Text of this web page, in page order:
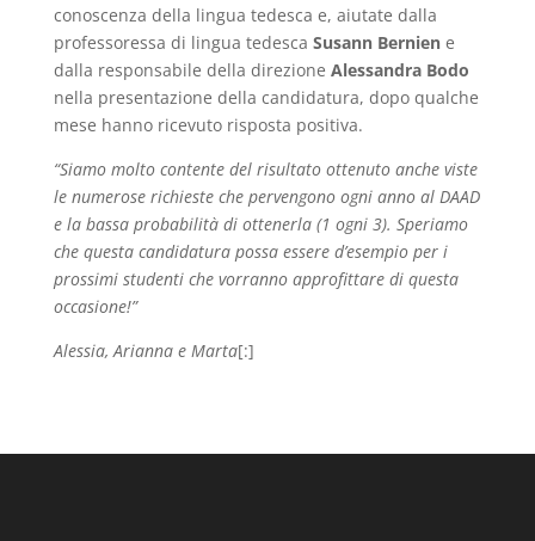
conoscenza della lingua tedesca e, aiutate dalla
professoressa di lingua tedesca Susann Berniene
dalla responsabile della direzione Alessandra Bodo
nella presentazione della candidatura, dopo qualche
mese hanno ricevuto risposta positiva.
“Siamo molto contente del risultato ottenuto anche viste
le numerose richieste che pervengono ogni anno al DAAD
e la bassa probabilità di ottenerla (1 ogni 3). Speriamo
che questa candidatura possa essere d’esempio per i
prossimi studenti che vorranno approfittare di questa
occasione!”
Alessia, Arianna e Marta[:]